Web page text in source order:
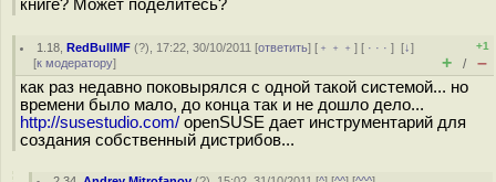
книге? Может поделитесь?
1.18 ,RedBullMF (?), 17:22, 30/10/2011 [ответить] [ ﹢﹢﹢] [ · · ·][↓]
[к модератору]
+1
+ / –
как раз недавно поковырялся с одной такой системой... но
времени было мало, до конца так и не дошло дело...
http://susestudio.com/ openSUSE дает инструментарий для
создания собственный дистрибов...